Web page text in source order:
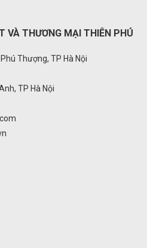
VÀ THƯƠNG MẠI THIÊN PHÚ
Thượng, TP Hà Nội
TP Hà Nội